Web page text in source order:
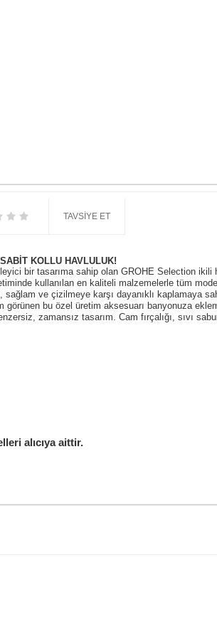
TAVSIYE ET
KOLLU HAVLULUK!
bir tasarıma sahip olan GROHE Selection
kullanılan en kaliteli malzemelerle tüm
ve çizilmeye karşı dayanıklı
bu özel üretim aksesuarı banyonuza
zamansız tasarım. Cam fırçalığı, sıvı
alıcıya aittir.